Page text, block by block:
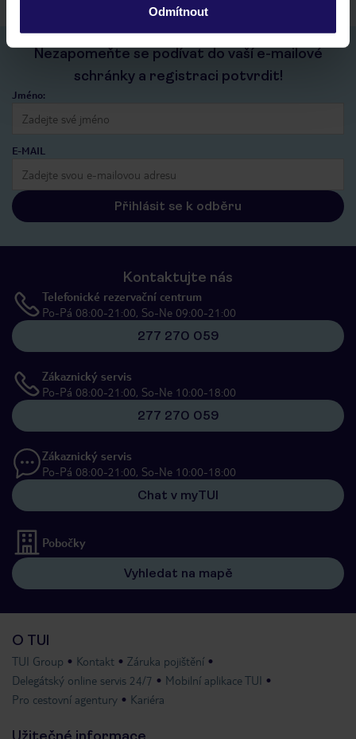
Odmítnout
Nezapomeňte se podívat do vaší e-mailové
schránky a registraci potvrdit!
Jméno:
E-MAIL
Přihlásit se k odběru
Kontaktujte nás
Telefonické rezervační centrum
Po-Pá 08:00-21:00, So-Ne 09:00-21:00
277 270 059
Zákaznický servis
Po-Pá 08:00-21:00, So-Ne 10:00-18:00
277 270 059
Zákaznický servis
Po-Pá 08:00-21:00, So-Ne 10:00-18:00
Chat v myTUI
Pobočky
Vyhledat na mapě
O TUI
TUI Group Kontakt
Záruka pojištění
Delegátský online servis 24/7
Mobilní aplikace TUI
Pro cestovní agentury
Kariéra
Užitečné informace